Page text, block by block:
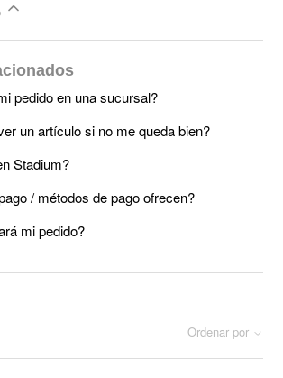
pedido en una sucursal?
un artículo si no me queda bien?
Stadium?
/ métodos de pago ofrecen?
mi pedido?
Ordenar por